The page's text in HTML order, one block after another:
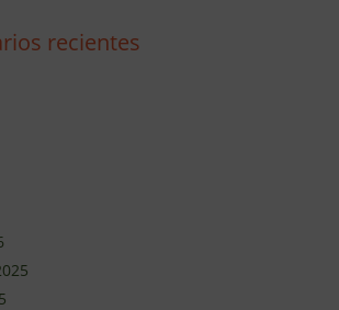
recientes